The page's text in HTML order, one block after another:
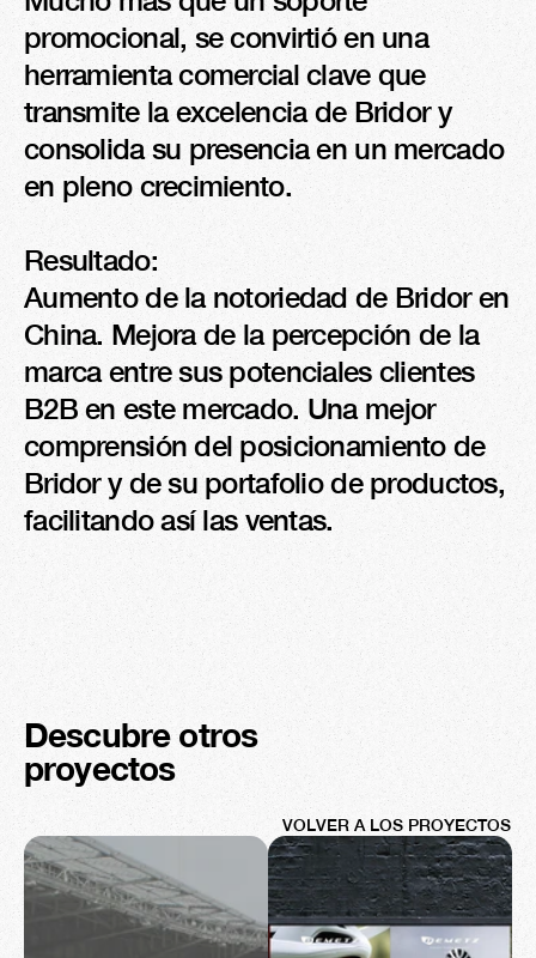
promocional, se convirtió en una
herramienta comercial clave que
transmite la excelencia de Bridor y
consolida su presencia en un mercado
en pleno crecimiento.
Resultado:
Aumento de la notoriedad de Bridor en
China. Mejora de la percepción de la
marca entre sus potenciales clientes
B2B en este mercado. Una mejor
comprensión del posicionamiento de
Bridor y de su portafolio de productos,
facilitando así las ventas.
Descubre otros
proyectos
VOLVER A LOS PROYECTOS